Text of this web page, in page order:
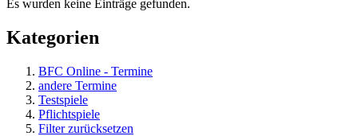
Es wurden keine Einträge gefunden.
Kategorien
BFC Online - Termine
andere Termine
Testspiele
Pflichtspiele
Filter zurücksetzen